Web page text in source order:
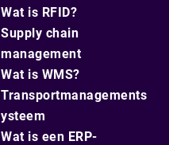
Wat is RFID?
Supply chain
management
Wat is WMS?
Transportmanagements
ysteem
Wat is een ERP-